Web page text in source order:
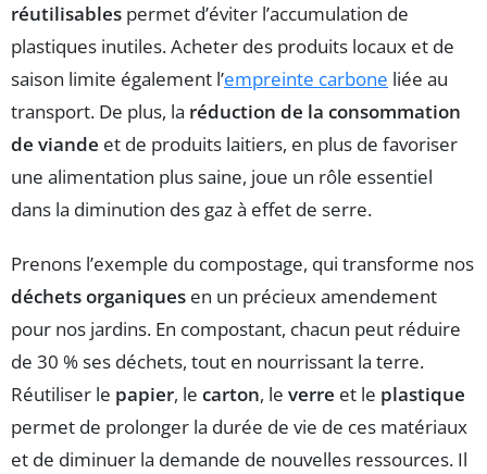
réutilisables permet d’éviter l’accumulation de
plastiques inutiles. Acheter des produits locaux et de
saison limite également l’empreinte carbone liée au
transport. De plus, la réduction de la consommation
de viande et de produits laitiers, en plus de favoriser
une alimentation plus saine, joue un rôle essentiel
dans la diminution des gaz à effet de serre.
Prenons l’exemple du compostage, qui transforme nos
déchets organiques en un précieux amendement
pour nos jardins. En compostant, chacun peut réduire
de 30 % ses déchets, tout en nourrissant la terre.
Réutiliser le papier, le carton, le verre et le plastique
permet de prolonger la durée de vie de ces matériaux
et de diminuer la demande de nouvelles ressources. Il